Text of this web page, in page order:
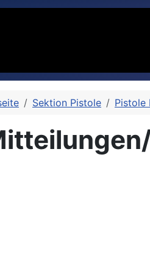
Sektion Pistole Pistole